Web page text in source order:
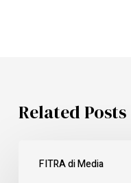
Related Posts
FITRA di Media